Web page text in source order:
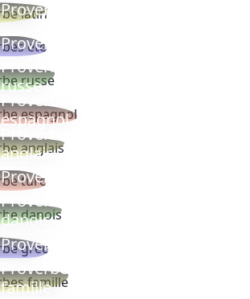
Proverbe latin
Proverbes ete
Proverbe
russe
Proverbe
espagnol
Proverbe
anglais
Proverbe turc
Proverbe
danois
Proverbe grec
Proverbes
famille